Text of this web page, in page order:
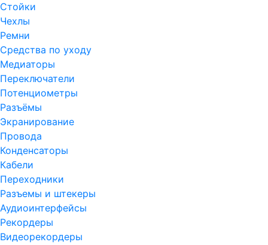
Стойки
Чехлы
Ремни
Средства по уходу
Медиаторы
Переключатели
Потенциометры
Разъёмы
Экранирование
Провода
Конденсаторы
Кабели
Переходники
Разъемы и штекеры
Аудиоинтерфейсы
Рекордеры
Видеорекордеры